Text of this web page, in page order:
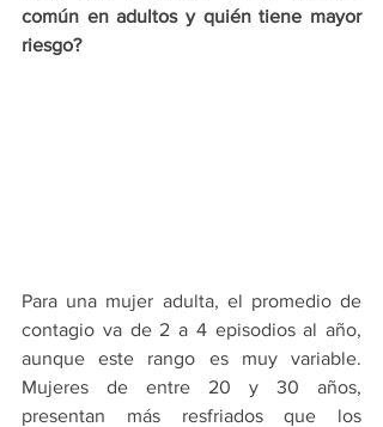
común en adultos y quién tiene mayor
riesgo?
Para una mujer adulta, el promedio de
contagio va de 2 a 4 episodios al año,
aunque este rango es muy variable.
Mujeres de entre 20 y 30 años,
presentan más resfriados que los